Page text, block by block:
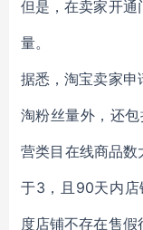
但是，在卖家开通
量。
据悉，淘宝卖家申
淘粉丝量外，还
营类目在线商品
于3，且90天内
度店铺不存在售